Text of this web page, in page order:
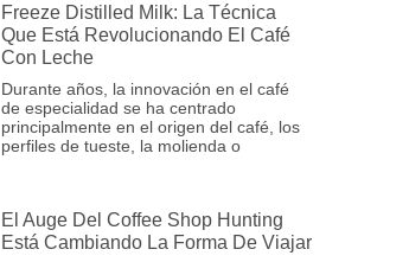
Freeze Distilled Milk: La Técnica
Que Está Revolucionando El Café
Con Leche
Durante años, la innovación en el café
de especialidad se ha centrado
principalmente en el origen del café, los
perfiles de tueste, la molienda o
El Auge Del Coffee Shop Hunting
Está Cambiando La Forma De Viajar